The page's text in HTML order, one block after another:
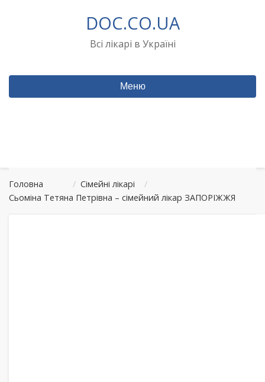
DOC.CO.UA
Всі лікарі в Україні
Меню
Головна / Сімейні лікарі
/
Сьоміна Тетяна Петрівна – сімейний лікар ЗАПОРІЖЖЯ